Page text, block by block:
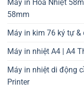
Máy in Hóa Nhiệt
58mm
Máy in kim 76 ký tự &
Máy in nhiệt A4 | A4
Máy in nhiệt di động
Printer